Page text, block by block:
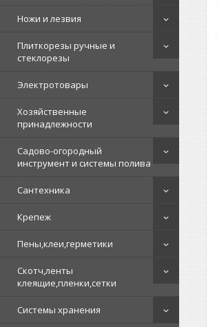
Ножи и лезвия
Плиткорезы ручные и
стеклорезы
Электротовары
Хозяйственные
принадлежности
Садово-огородный
инструмент и системы полива
Сантехника
Крепеж
Пены,клеи,герметики
Скотч,ленты
клеящие,пленки,сетки
Системы хранения